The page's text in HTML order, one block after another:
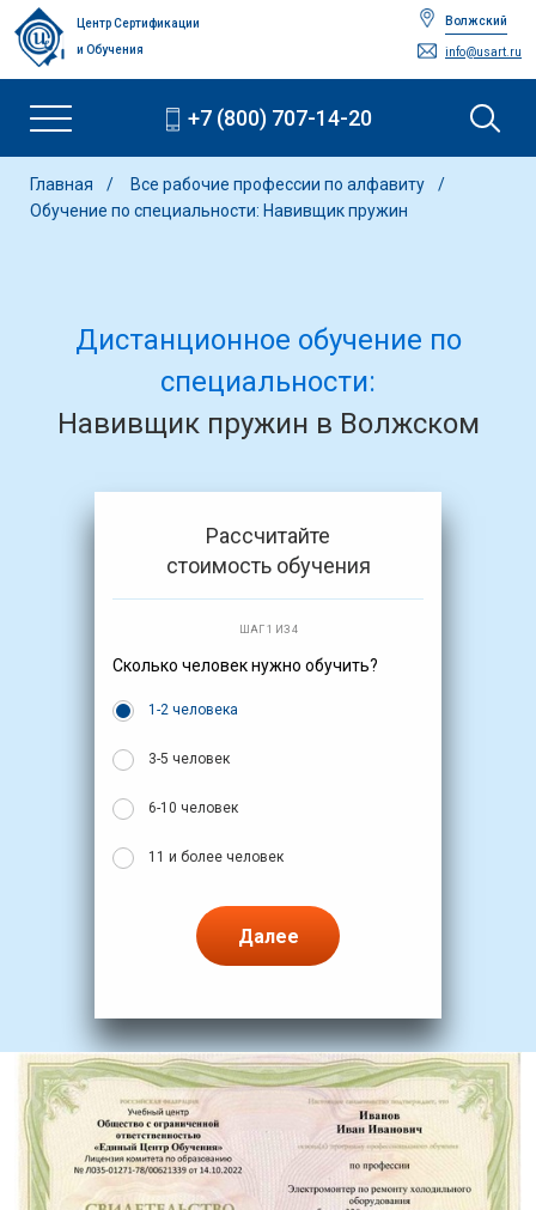
Центр Сертификации
и Обучения
Волжский
info@usart.ru
+7 (800) 707-14-20
Главная
Все рабочие профессии по алфавиту
Обучение по специальности: Навивщик пружин
Дистанционное обучение по
специальности:
Навивщик пружин в Волжском
Рассчитайте
стоимость обучения
ШАГ 1 ИЗ 4
Сколько человек нужно обучить?
1-2 человека
3-5 человек
6-10 человек
11 и более человек
Далее